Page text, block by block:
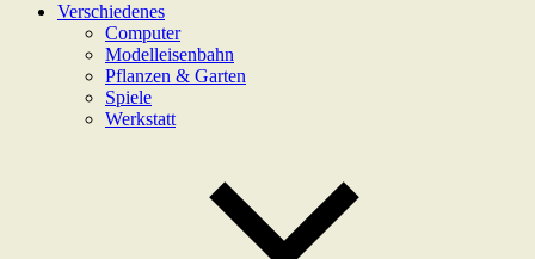
Verschiedenes
Computer
Modelleisenbahn
Pflanzen & Garten
Spiele
Werkstatt